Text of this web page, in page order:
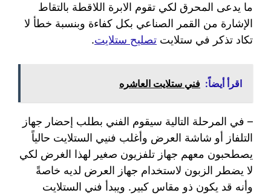
ما يدعى المحرق لكي تقوم الابرة اللاقطة بالتقاط
الإشارة من القمر الصناعي بكل كفاءة وبنسبة خطأ لا
تكاد تذكر في ستلايت تصليح ستلايت.
اقرأ أيضاً: فني ستلايت العاشره
– في المرحلة التالية سيقوم الفني بطلب إحضار جهاز
التلفاز أو شاشة العرض وأغلب فنيي الستلايت حالياً
يصطحبون معهم جهاز تلفزيون صغير لهذا الغرض لكي
لا يضطر الزبون لاستخدام جهاز العرض لديه خاصةً
وأنه قد يكون ذو مقاس كبير. ويبدأ فني الستلايت